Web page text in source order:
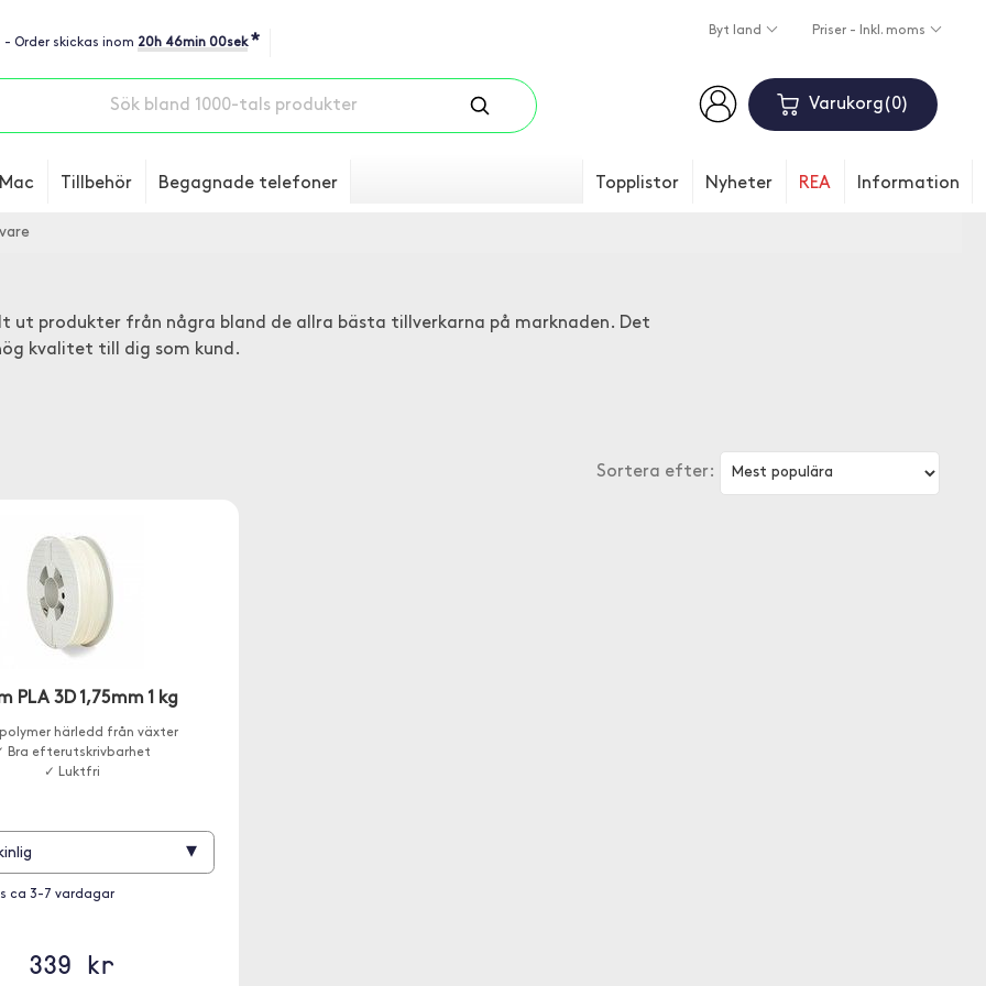
- Order skickas inom 20h 45min 59sek *
Byt land Priser - Inkl. moms
Varukorg 0
Mac Tillbehör Begagnade telefoner Topplistor Nyheter REA Information
ut produkter från några bland de allra bästa tillverkarna på marknaden. Det
kvalitet till dig som kund.
Sortera efter:
PLA 3D 1,75mm 1 kg
härledd från växter
Bra efterutskrivbarhet
✓ Luktfri
▾
ca 3-7 vardagar
339 kr